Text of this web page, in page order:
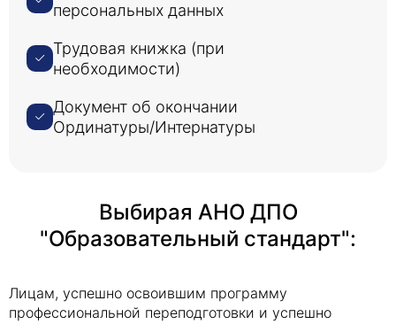
персональных данных
Трудовая книжка (при
необходимости)
Документ об окончании
Ординатуры/Интернатуры
Выбирая АНО ДПО
"Образовательный стандарт":
Лицам, успешно освоившим программу
профессиональной переподготовки и успешно